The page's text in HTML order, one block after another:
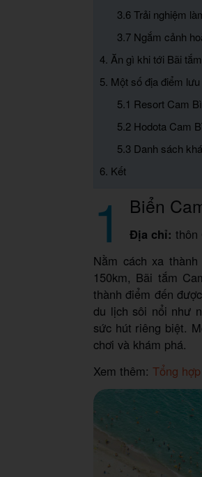
3.6 Trải nghiệm
3.7 Ngắm cảnh
4. Ăn gì khi tới Bãi
5. Một số địa điểm
5.1 Resort Cam
5.2 Hodota Cam
5.3 Danh sách
6. Kết
1 Biển
Địa chỉ: thôn
Nằm cách xa
150km, Bãi tắm
thành điểm đến
du lịch sôi nổi như
sức hút riêng biệt.
chơi và khám phá.
Xem thêm: Tổng